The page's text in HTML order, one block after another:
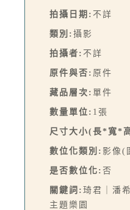
拍攝日期: 不詳
類別: 攝影
拍攝者: 不詳
原件與否: 原件
藏品層次: 單件
數量單位: 1張
尺寸大小(長*寬*
數位化類別: 影像(
是否數位化: 否
關鍵詞: 琦君｜潘
主題樂園